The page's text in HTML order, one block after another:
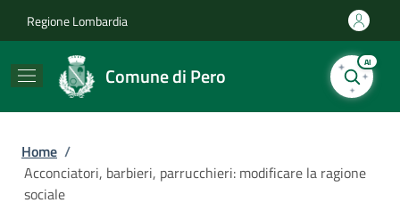
Regione Lombardia
Comune di Pero
AI
Briciole di pane
Home /
Acconciatori, barbieri, parrucchieri: modificare la ragione
sociale